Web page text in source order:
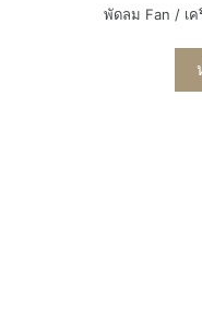
พัดลม Fan / เ